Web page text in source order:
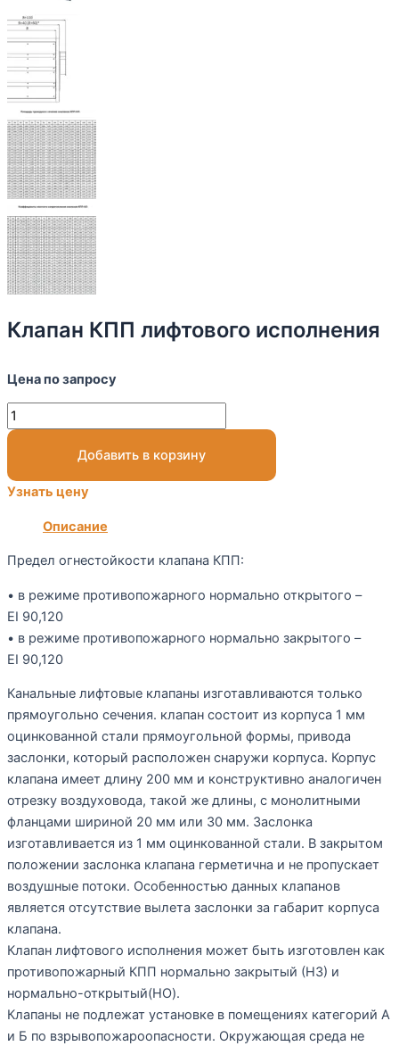
Клапан КПП лифтового исполнения
Цена по запросу
Добавить в корзину
Узнать цену
Описание
Предел огнестойкости клапана КПП:
• в режиме противопожарного нормально открытого –
EI 90,120
• в режиме противопожарного нормально закрытого –
EI 90,120
Канальные лифтовые клапаны изготавливаются только
прямоугольно сечения. клапан состоит из корпуса 1 мм
оцинкованной стали прямоугольной формы, привода
заслонки, который расположен снаружи корпуса. Корпус
клапана имеет длину 200 мм и конструктивно аналогичен
отрезку воздуховода, такой же длины, с монолитными
фланцами шириной 20 мм или 30 мм. Заслонка
изготавливается из 1 мм оцинкованной стали. В закрытом
положении заслонка клапана герметична и не пропускает
воздушные потоки. Особенностью данных клапанов
является отсутствие вылета заслонки за габарит корпуса
клапана.
Клапан лифтового исполнения может быть изготовлен как
противопожарный КПП нормально закрытый (НЗ) и
нормально-открытый(НО).
Клапаны не подлежат установке в помещениях категорий А
и Б по взрывопожароопасности. Окружающая среда не